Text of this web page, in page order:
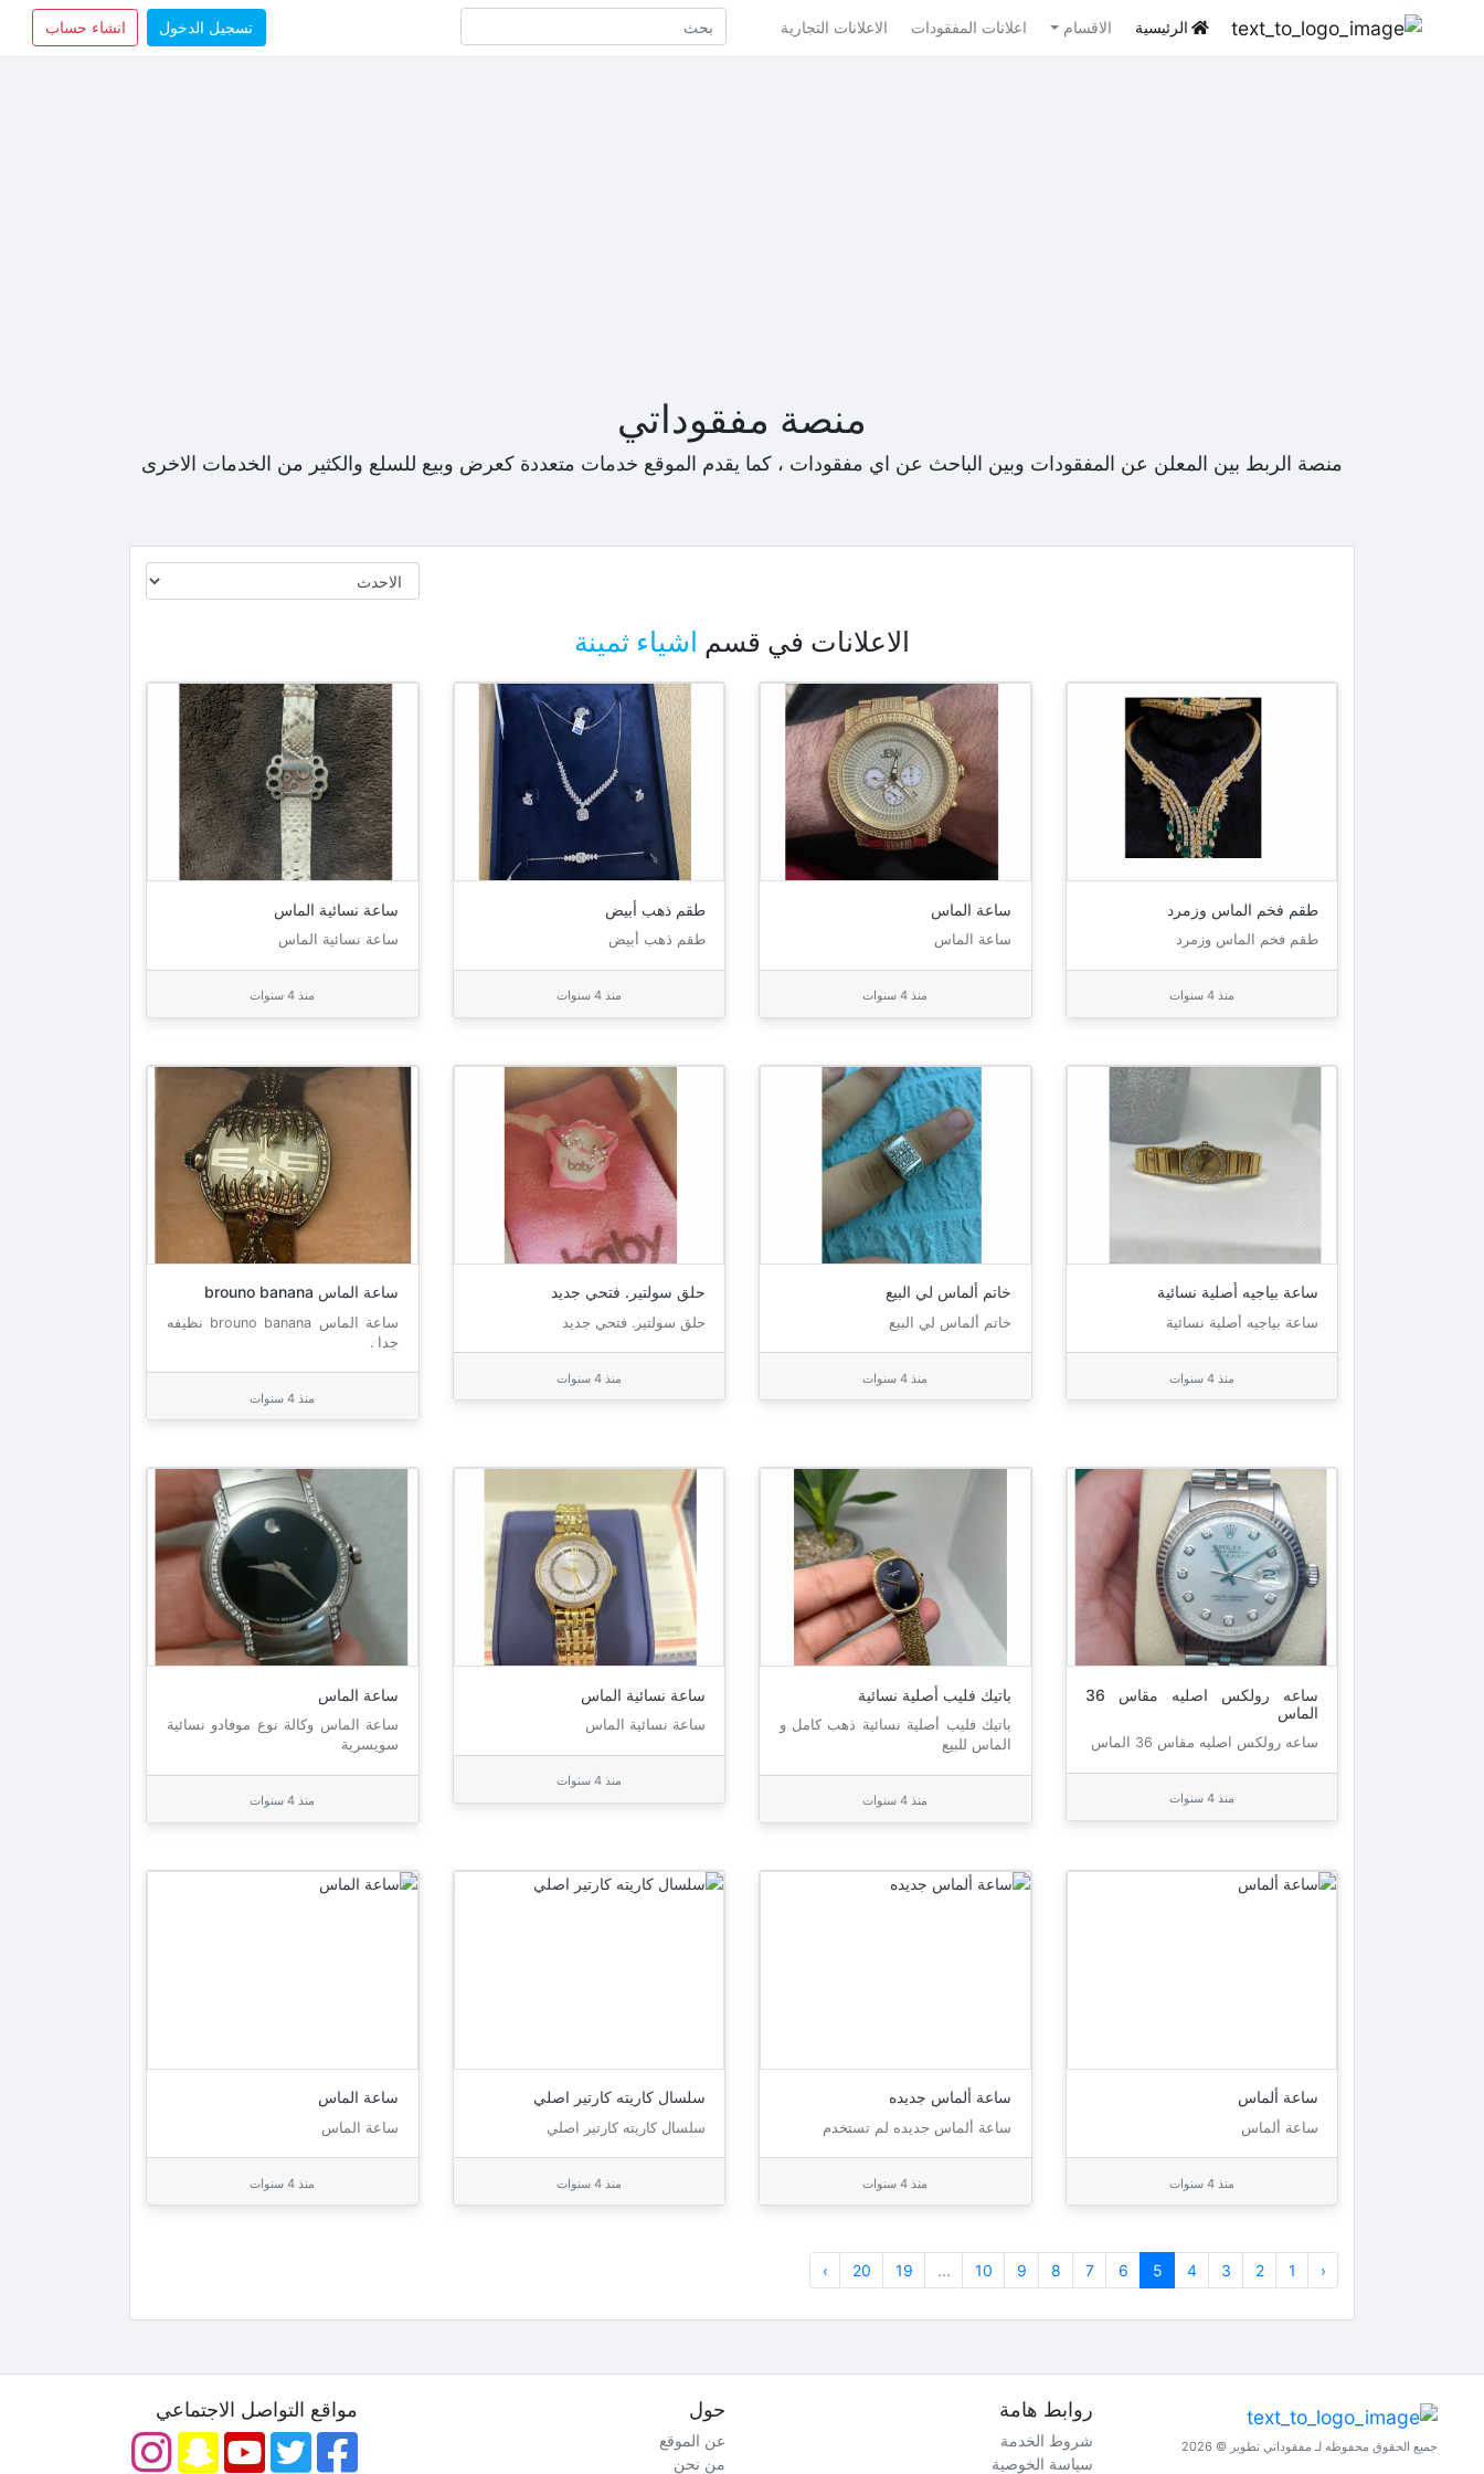
الرئيسية الاقسام اعلانات المفقودات الاعلانات التجارية تسجيل الدخول انشاء حساب
منصة مفقوداتي
منصة الربط بين المعلن عن المفقودات وبين الباحث عن اي مفقودات ، كما يقدم الموقع خدمات متعددة كعرض وبيع للسلع والكثير من الخدمات الاخرى
الاعلانات في قسم اشياء ثمينة
طقم فخم الماس وزمرد
طقم فخم الماس وزمرد
منذ 4 سنوات
ساعة الماس
ساعة الماس
منذ 4 سنوات
طقم ذهب أبيض
طقم ذهب أبيض
منذ 4 سنوات
ساعة نسائية الماس
ساعة نسائية الماس
منذ 4 سنوات
ساعة بياجيه أصلية نسائية
ساعة بياجيه أصلية نسائية
منذ 4 سنوات
خاتم ألماس لي البيع
خاتم ألماس لي البيع
منذ 4 سنوات
حلق سولتير. فتحي جديد
حلق سولتير. فتحي جديد
منذ 4 سنوات
ساعة الماس brouno banana
ساعة الماس brouno banana نظيفه
جدا .
منذ 4 سنوات
ساعه رولكس اصليه مقاس 36
الماس
ساعه رولكس اصليه مقاس 36 الماس
منذ 4 سنوات
باتيك فليب أصلية نسائية
باتيك فليب أصلية نسائية ذهب كامل و
الماس للبيع
منذ 4 سنوات
ساعة نسائية الماس
ساعة نسائية الماس
منذ 4 سنوات
ساعة الماس
ساعة الماس وكالة نوع موفادو نسائية
سويسرية
منذ 4 سنوات
ساعة ألماس
ساعة ألماس
منذ 4 سنوات
ساعة ألماس جديده
ساعة ألماس جديده لم تستخدم
منذ 4 سنوات
سلسال كاريته كارتير اصلي
سلسال كاريته كارتير اصلي
منذ 4 سنوات
ساعة الماس
ساعة الماس
منذ 4 سنوات
‹
1
2
3
4
5
6
7
8
9
10
...
19
20
›
جميع الحقوق محفوظه لـ مفقوداتي تطوير © 2026
روابط هامة
شروط الخدمة
سياسة الخوصية
حول
عن الموقع
من نحن
مواقع التواصل الاجتماعي